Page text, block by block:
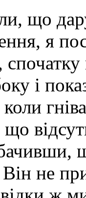
що
я
і
не